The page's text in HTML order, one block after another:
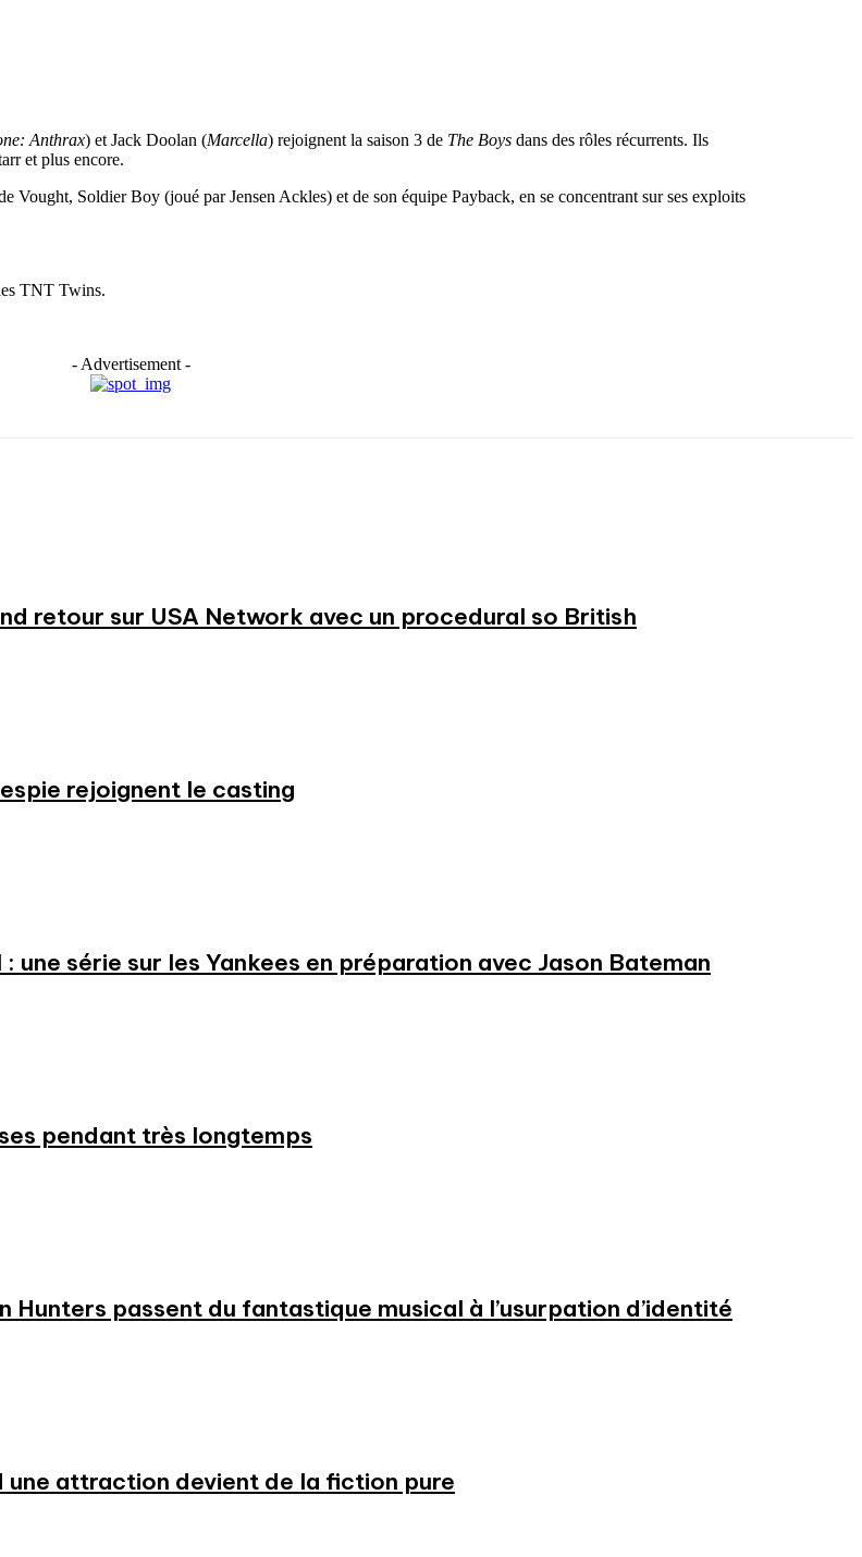
Anthrax) et Jack Doolan (Marcella) rejoignent la saison 3 de The Boys dans des rôles récurrents. Ils
et plus encore.
Vought, Soldier Boy (joué par Jensen Ackles) et de son équipe Payback, en se concentrant sur ses exploits
TNT Twins.
- Advertisement -
retour sur USA Network avec un procedural so British
rejoignent le casting
série sur les Yankees en préparation avec Jason Bateman
pendant très longtemps
passent du fantastique musical à l’usurpation d’identité
une attraction devient de la fiction pure